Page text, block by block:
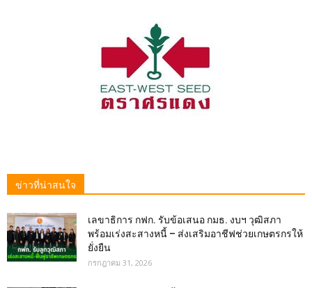
ข่าวที่น่าสนใจ
เลขาธิการ กฟก. รับข้อเสนอ กมธ. งบฯ วุฒิสภา
พร้อมเร่งสะสางหนี้ – ส่งเสริมอาชีฟช่วยเกษตรกรให้
ยั่งยืน
กรกฎาคม 31, 2026